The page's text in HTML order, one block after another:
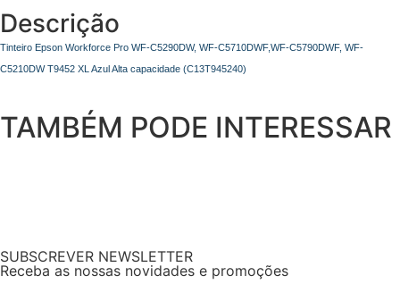
Descrição
Tinteiro Epson Workforce Pro WF-C5290DW, WF-C5710DWF,WF-C5790DWF, WF-
C5210DW T9452 XL Azul Alta capacidade (C13T945240)
TAMBÉM PODE INTERESSAR
SUBSCREVER NEWSLETTER
Receba as nossas novidades e promoções